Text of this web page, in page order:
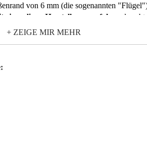
von 6 mm (die sogenannten
einmaligen Herstellungsverfahren
beruht
Funktion hat:
2 mmzu reduzieren, was zur Folge hat,
zwischen den Glassteinen, in
Wand "ganz aus Glas"
Hellígkeit und Leichtheit verleiht.
Kollektion dar, mit einer vielfältigen
Dekoren und Mustern für jeden Bedarf und
+ ZEIGE MIR MEHR